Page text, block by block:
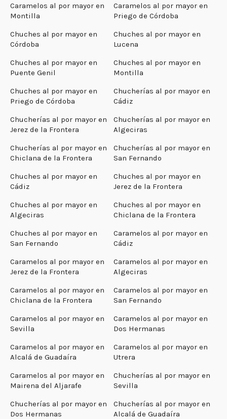
Caramelos al por mayor en
Montilla
Caramelos al por mayor en
Priego de Córdoba
Chuches al por mayor en
Córdoba
Chuches al por mayor en
Lucena
Chuches al por mayor en
Puente Genil
Chuches al por mayor en
Montilla
Chuches al por mayor en
Priego de Córdoba
Chucherías al por mayor en
Cádiz
Chucherías al por mayor en
Jerez de la Frontera
Chucherías al por mayor en
Algeciras
Chucherías al por mayor en
Chiclana de la Frontera
Chucherías al por mayor en
San Fernando
Chuches al por mayor en
Cádiz
Chuches al por mayor en
Jerez de la Frontera
Chuches al por mayor en
Algeciras
Chuches al por mayor en
Chiclana de la Frontera
Chuches al por mayor en
San Fernando
Caramelos al por mayor en
Cádiz
Caramelos al por mayor en
Jerez de la Frontera
Caramelos al por mayor en
Algeciras
Caramelos al por mayor en
Chiclana de la Frontera
Caramelos al por mayor en
San Fernando
Caramelos al por mayor en
Sevilla
Caramelos al por mayor en
Dos Hermanas
Caramelos al por mayor en
Alcalá de Guadaíra
Caramelos al por mayor en
Utrera
Caramelos al por mayor en
Mairena del Aljarafe
Chucherías al por mayor en
Sevilla
Chucherías al por mayor en
Dos Hermanas
Chucherías al por mayor en
Alcalá de Guadaíra